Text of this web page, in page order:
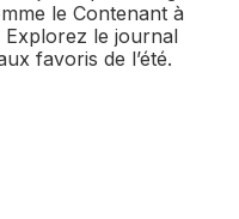
le Contenant à
Explorez le journal
favoris de l’été.